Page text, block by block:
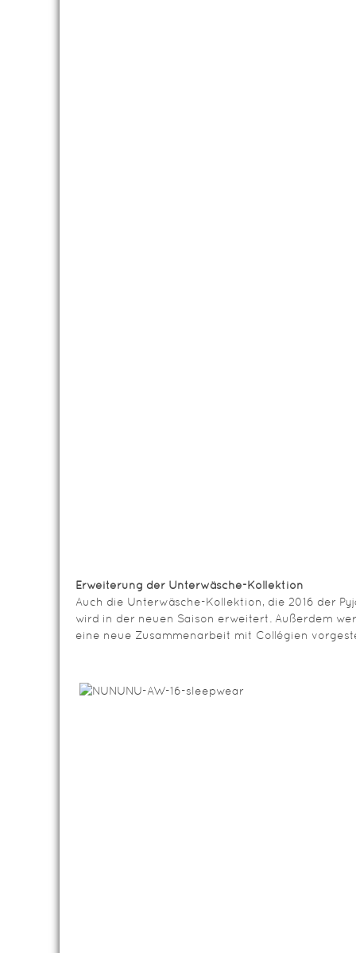
Erweiterung der Unterwäsche-Kollektion
Auch die Unterwäsche-Kollektion, die 2016 der
wird in der neuen Saison erweitert. Außerdem
eine neue Zusammenarbeit mit Collégien